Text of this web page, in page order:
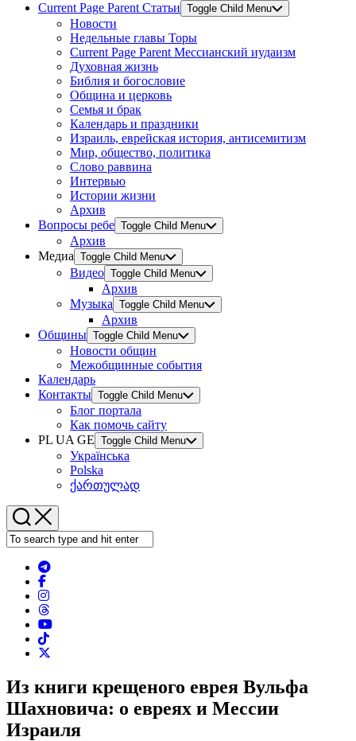
Current Page Parent Статьи Toggle Child Menu
Новости
Недельные главы Торы
Current Page Parent Мессианский иудаизм
Духовная жизнь
Библия и богословие
Община и церковь
Семья и брак
Календарь и праздники
Израиль, еврейская история, антисемитизм
Мир, общество, политика
Слово раввина
Интервью
Истории жизни
Архив
Вопросы ребе Toggle Child Menu
Архив
Медиа Toggle Child Menu
Видео Toggle Child Menu
Архив
Музыка Toggle Child Menu
Архив
Общины Toggle Child Menu
Новости общин
Межобщинные события
Календарь
Контакты Toggle Child Menu
Блог портала
Как помочь сайту
PL UA GE Toggle Child Menu
Українська
Polska
ქართულად
Из книги крещеного еврея Вульфа
Шахновича: о евреях и Мессии
Израиля